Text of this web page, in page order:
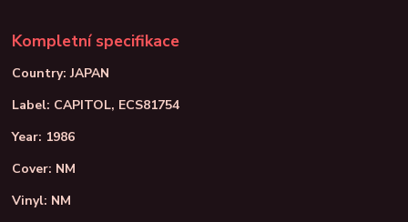
Kompletní specifikace
Country: JAPAN
Label: CAPITOL, ECS81754
Year: 1986
Cover: NM
Vinyl: NM